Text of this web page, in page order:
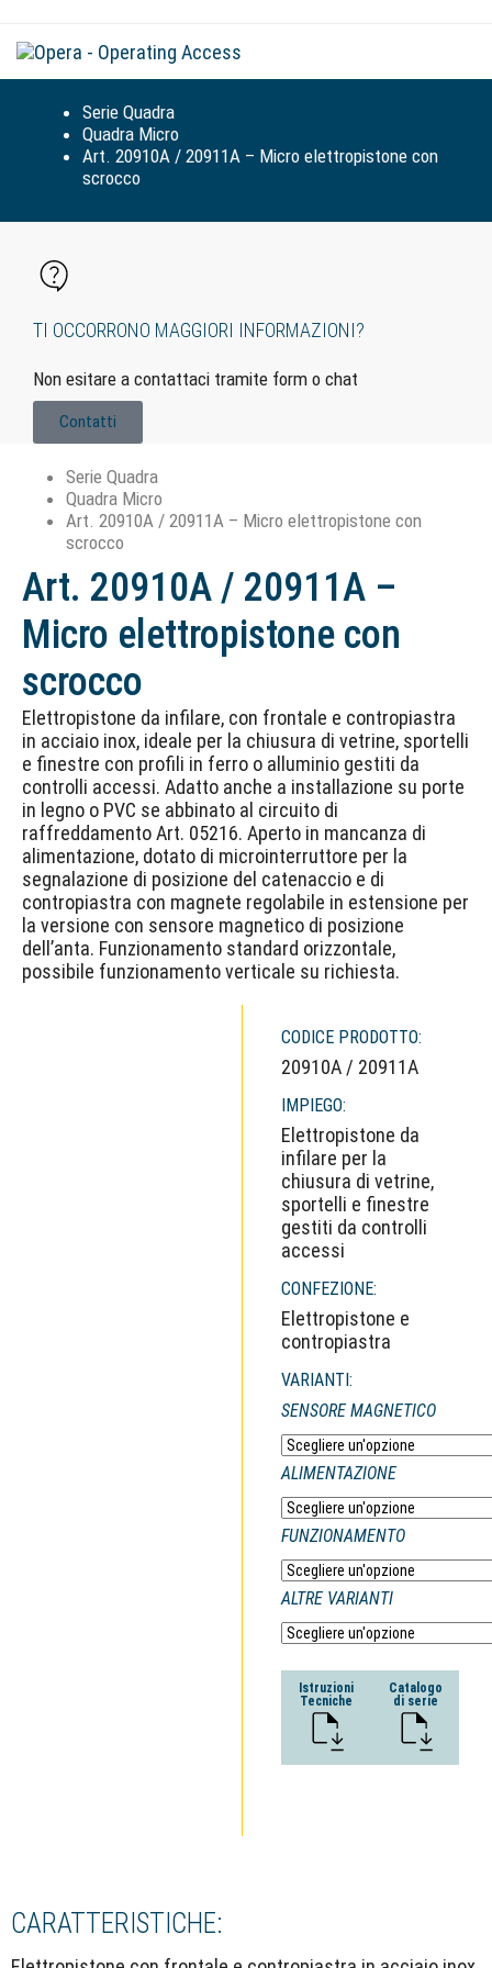
Serie Quadra
Quadra Micro
Art. 20910A / 20911A – Micro elettropistone con
scrocco
TI OCCORRONO MAGGIORI INFORMAZIONI?
Non esitare a contattaci tramite form o chat
Contatti
Serie Quadra
Quadra Micro
Art. 20910A / 20911A – Micro elettropistone con
scrocco
Art. 20910A / 20911A –
Micro elettropistone con
scrocco
Elettropistone da infilare, con frontale e contropiastra
in acciaio inox, ideale per la chiusura di vetrine, sportelli
e finestre con profili in ferro o alluminio gestiti da
controlli accessi. Adatto anche a installazione su porte
in legno o PVC se abbinato al circuito di
raffreddamento Art. 05216. Aperto in mancanza di
alimentazione, dotato di microinterruttore per la
segnalazione di posizione del catenaccio e di
contropiastra con magnete regolabile in estensione per
la versione con sensore magnetico di posizione
dell’anta. Funzionamento standard orizzontale,
possibile funzionamento verticale su richiesta.
CODICE PRODOTTO:
20910A / 20911A
IMPIEGO:
Elettropistone da
infilare per la
chiusura di vetrine,
sportelli e finestre
gestiti da controlli
accessi
CONFEZIONE:
Elettropistone e
contropiastra
VARIANTI:
SENSORE MAGNETICO
ALIMENTAZIONE
FUNZIONAMENTO
ALTRE VARIANTI
Istruzioni
Tecniche
Catalogo
di serie
CARATTERISTICHE: